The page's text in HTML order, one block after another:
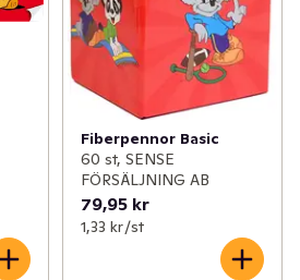
(19)
Fiberpennor Basic
60 st, SENSE
FÖRSÄLJNING AB
79,95 kr
1,33 kr /st